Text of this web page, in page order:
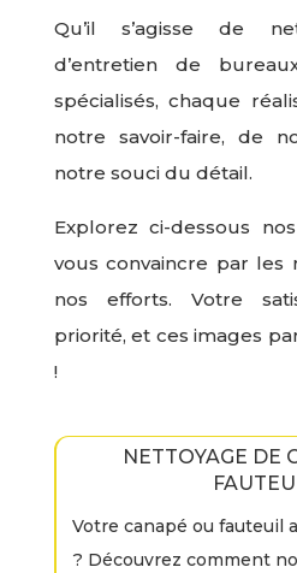
Qu’il s’agisse de
d’entretien de
spécialisés, chaque
notre savoir-faire, de
notre souci du détail.
Explorez ci-dessous
vous convaincre par les
nos efforts. Votre
priorité, et ces images
!
NETTOYAGE DE
Votre canapé ou fauteuil
? Découvrez comment